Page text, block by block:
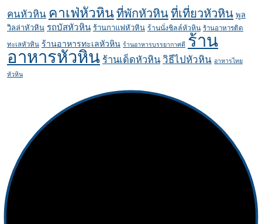
คนหัวหิน คาเฟ่หัวหินที่พักหัวหินที่เที่ยวหัวหิน พูล
วิลล่าหัวหิน รถบัสหัวหิน ร้านกาแฟหัวหิน ร้านนั่งชิลล์หัวหิน ร้านอาหารติด
ทะเลหัวหิน ร้านอาหารทะเลหัวหิน ร้านอาหารบรรยากาศดี ร้าน
อาหารหัวหิน ร้านเด็ดหัวหิน วิธีไปหัวหิน อาหารไทย
หัวหิน